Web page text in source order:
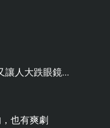
讓人大跌眼鏡...
也有爽劇